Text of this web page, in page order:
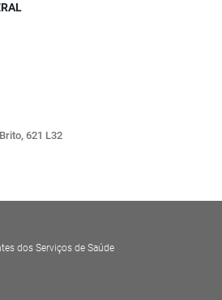
621 L32
dos Serviços de Saúde